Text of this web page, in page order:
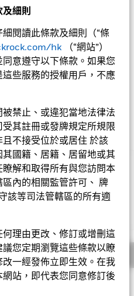
細則
閱讀此條款及細則（“條
hk （“網站”）
意遵守以下條款。如果您
些服務的授權用戶，不應
禁止、或違犯當地法律法
其註冊或發牌規定所規限
不接受位於或居住 於該
國籍、居籍、居留地或其
解和取得所有與您訪問本
內的相關監管許可、 牌
該等司法管轄區的所有適
理由更改、修訂或增刪這
您定期瀏覽這些條款以瞭
一經發佈立即生效。在我
站，即代表您同意修訂後
「相關CIS 」），可能包括不受
「證監會」）監管的集體投資計
投資目標和策略，這可能對基金
於相關 CIS 時，基金可能會涉及
夠的流動性應付基金的贖回要
集團的一個或多個聯繫公司管理
。
非主動管理及需承受追蹤指數
易所買賣基金 (「ETF」)）而受
因素， ETF單位之買賣價格可能